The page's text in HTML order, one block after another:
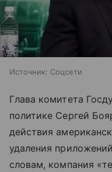
Источник: Соцсети
Глава комитета
политике Сергей
действия
удаления
словам, компания